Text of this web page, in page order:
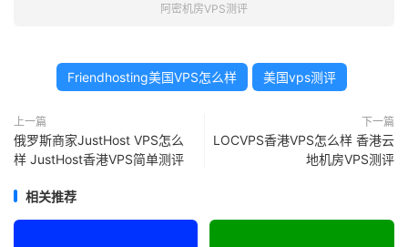
阿密机房VPS测评
Friendhosting美国VPS怎么样 美国vps测评
上一篇
俄罗斯商家JustHost VPS怎么
样 JustHost香港VPS简单测评
下一篇
LOCVPS香港VPS怎么样 香港云
地机房VPS测评
相关推荐